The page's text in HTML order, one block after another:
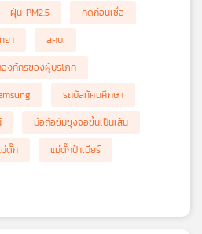
ฝุ่น PM2.5
คิดก่อนเชื่อ
ยา
สคบ.
งค์กรของผู้บริโภค
รถบัสทัศนศึกษา
มือถือซัมซุงจอขึ้นเป็นเส้น
ตั๊ก
แม่ตั๊กป๋าเบียร์